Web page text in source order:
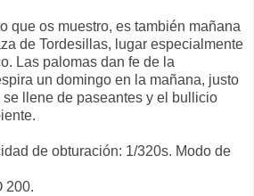
que os muestro, es también mañana
de Tordesillas, lugar especialmente
Las palomas dan fe de la
un domingo en la mañana, justo
llene de paseantes y el bullicio
de obturación: 1/320s. Modo de
200.